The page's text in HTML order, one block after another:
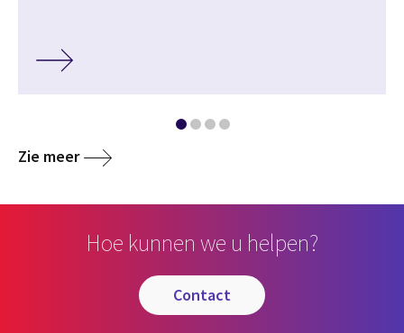
Zie meer
Hoe kunnen we u helpen?
contact